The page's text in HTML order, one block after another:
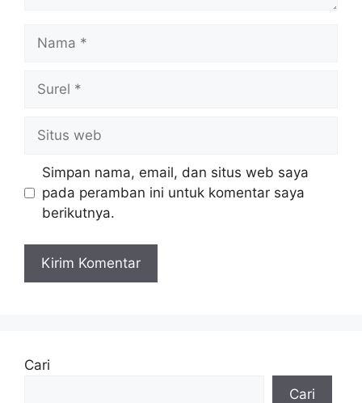
Nama
Surel
Situs
web
Simpan nama, email, dan situs web saya
pada peramban ini untuk komentar saya
berikutnya.
Cari
Cari